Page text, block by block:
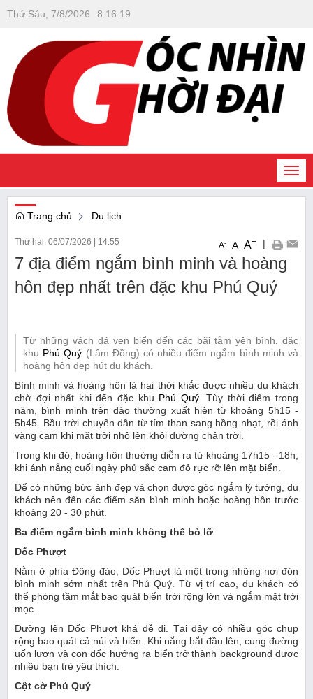
Thứ Sáu, 7/8/2026 8:16:20
Trang chủ Du lịch
Thứ hai, 06/07/2026 14:55 A- A A+ |
7 địa điểm ngắm bình minh và hoàng
hôn đẹp nhất trên đặc khu Phú Quý
Từ những vách đá ven biển đến các bãi tắm yên bình, đặc
khu Phú Quý (Lâm Đồng) có nhiều điểm ngắm bình minh và
hoàng hôn đẹp hút du khách.
Bình minh và hoàng hôn là hai thời khắc được nhiều du khách
chờ đợi nhất khi đến đặc khu Phú Quý. Tùy thời điểm trong
năm, bình minh trên đảo thường xuất hiện từ khoảng 5h15 -
5h45. Bầu trời chuyển dần từ tím than sang hồng nhạt, rồi ánh
vàng cam khi mặt trời nhô lên khỏi đường chân trời.
Trong khi đó, hoàng hôn thường diễn ra từ khoảng 17h15 - 18h,
khi ánh nắng cuối ngày phủ sắc cam đỏ rực rỡ lên mặt biển.
Để có những bức ảnh đẹp và chọn được góc ngắm lý tưởng, du
khách nên đến các điểm săn bình minh hoặc hoàng hôn trước
khoảng 20 - 30 phút.
Ba điểm ngắm bình minh không thể bỏ lỡ
Dốc Phượt
Nằm ở phía Đông đảo, Dốc Phượt là một trong những nơi đón
bình minh sớm nhất trên Phú Quý. Từ vị trí cao, du khách có
thể phóng tầm mắt bao quát biển trời rộng lớn và ngắm mặt trời
mọc.
Đường lên Dốc Phượt khá dễ đi. Tại đây có nhiều góc chụp
rộng bao quát cả núi và biển. Khi nắng bắt đầu lên, cung đường
uốn lượn và con dốc hướng ra biển trở thành background được
nhiều bạn trẻ yêu thích.
Cột cờ Phú Quý